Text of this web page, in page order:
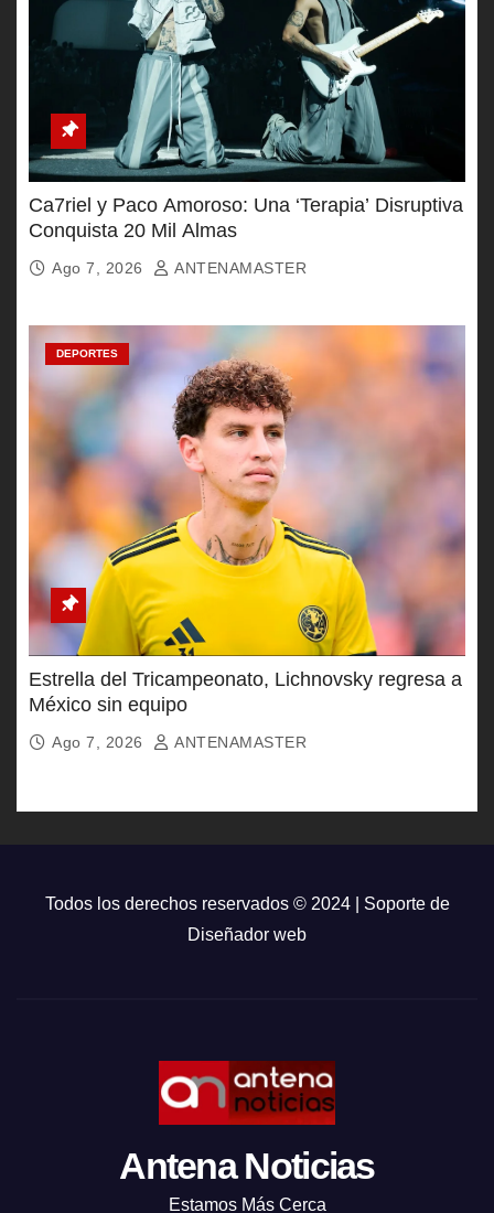
Ca7riel y Paco Amoroso: Una ‘Terapia’ Disruptiva
Conquista 20 Mil Almas
Ago 7, 2026 ANTENAMASTER
DEPORTES
Estrella del Tricampeonato, Lichnovsky regresa a
México sin equipo
Ago 7, 2026 ANTENAMASTER
Todos los derechos reservados © 2024 | Soporte de
Diseñador web
Antena Noticias
Estamos Más Cerca